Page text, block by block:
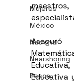
Mujeres
México
Nacional
Nearshoring
Pesca
Educativa